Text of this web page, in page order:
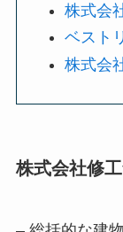
株式会
ベスト
株式会
株式会社修